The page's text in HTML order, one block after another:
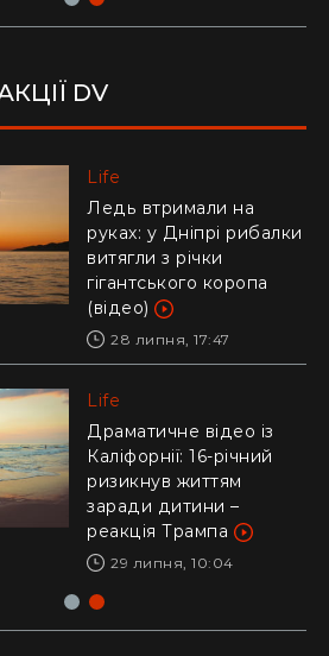
DV
Life
Українців попередили
про аферу з
відключенням
електроенергії
30 липня, 10:57
"Це було дуже
стрьомно": українка
відверто пояснила,
чому покинула Канаду
заради Азії
28 липня, 17:04
Life
Ледь втримали на
руках: у Дніпрі рибалки
витягли з річки
гігантського коропа
(відео)
28 липня, 17:47
Life
Драматичне відео із
Каліфорнії: 16-річний
ризикнув життям
заради дитини –
реакція Трампа
29 липня, 10:04